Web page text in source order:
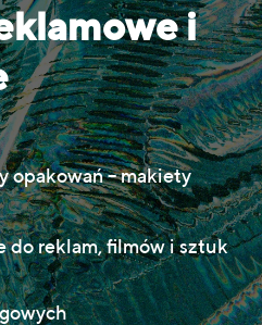
i
opakowań – makiety
do reklam, filmów i sztuk